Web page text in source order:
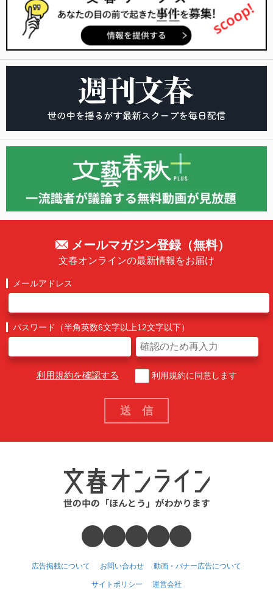
メールマガジン登録（無料）
文春オンラインの最新情報をお届け
メールアドレス
パスワード（半角英数6文字以上12文字以下）
利用規約を確認する 利用規約に同意します
広告掲載について お問い合わせ 動画・バナー広告について
サイトポリシー 運営会社